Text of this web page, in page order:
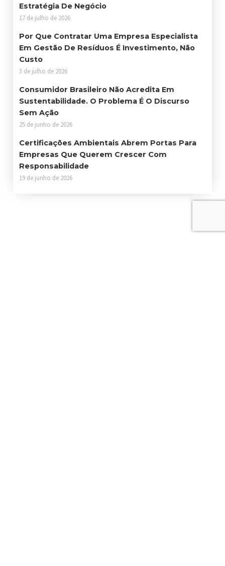
Estratégia De Negócio
17 de julho de 2026
Por Que Contratar Uma Empresa Especialista
Em Gestão De Resíduos É Investimento, Não
Custo
3 de julho de 2026
Consumidor Brasileiro Não Acredita Em
Sustentabilidade. O Problema É O Discurso
Sem Ação
25 de junho de 2026
Certificações Ambientais Abrem Portas Para
Empresas Que Querem Crescer Com
Responsabilidade
19 de junho de 2026